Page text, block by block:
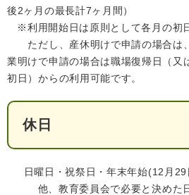
後2ヶ月の最長計7ヶ月間）
※利用開始日は原則として各月の初
ただし、産休明けで申請の場合は
業明けで申請の場合は職場復帰日（又
初日）からの利用可能です。
休日
日曜日・祝祭日・年末年始(12月29
他、教育委員会で必要と決めた